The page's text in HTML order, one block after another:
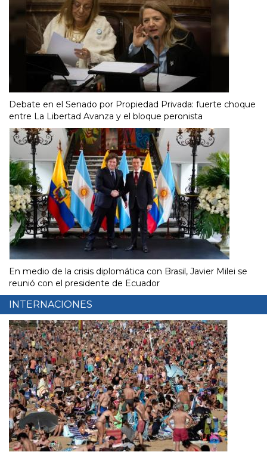
Debate en el Senado por Propiedad Privada: fuerte choque
entre La Libertad Avanza y el bloque peronista
En medio de la crisis diplomática con Brasil, Javier Milei se
reunió con el presidente de Ecuador
INTERNACIONES